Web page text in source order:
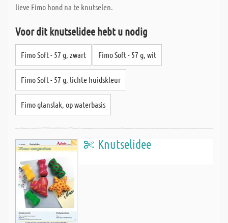
lieve Fimo hond na te knutselen.
Voor dit knutselidee hebt u nodig
Fimo Soft - 57 g, zwart Fimo Soft - 57 g, wit
Fimo Soft - 57 g, lichte huidskleur
Fimo glanslak, op waterbasis
Knutselidee